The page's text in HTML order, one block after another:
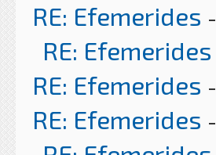
RE: Efemerides -
RE: Efemerides
RE: Efemerides -
RE: Efemerides -